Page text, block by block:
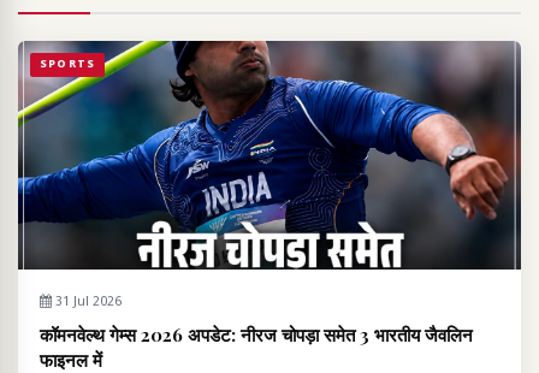
SPORTS
31 Jul 2026
कॉमनवेल्थ गेम्स 2026 अपडेट: नीरज चोपड़ा समेत 3 भारतीय जैवलिन
फाइनल में